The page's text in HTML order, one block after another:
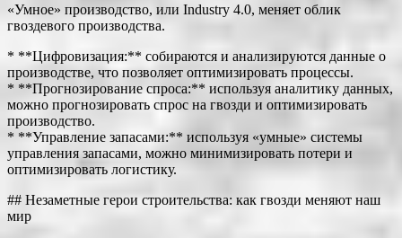
«Умное» производство, или Industry 4.0, меняет облик
гвоздевого производства.
* **Цифровизация:** собираются и анализируются данные о
производстве, что позволяет оптимизировать процессы.
* **Прогнозирование спроса:** используя аналитику данных,
можно прогнозировать спрос на гвозди и оптимизировать
производство.
* **Управление запасами:** используя «умные» системы
управления запасами, можно минимизировать потери и
оптимизировать логистику.
## Незаметные герои строительства: как гвозди меняют наш
мир